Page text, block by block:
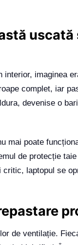
imaginea
complet, iar
devenise o
mai poate
de protecție
laptopul se
de ventilație.